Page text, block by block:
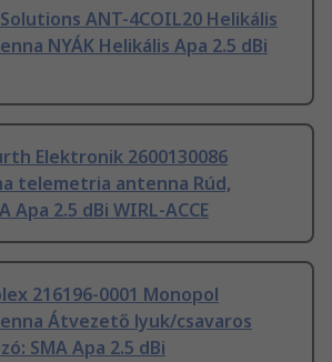
ANT-4COIL20 Helikális
NYÁK Helikális Apa 2.5 dBi
Elektronik 2600130086
telemetria antenna Rúd,
Apa 2.5 dBi WIRL-ACCE
216196-0001 Monopol
Átvezető lyuk/csavaros
SMA Apa 2.5 dBi